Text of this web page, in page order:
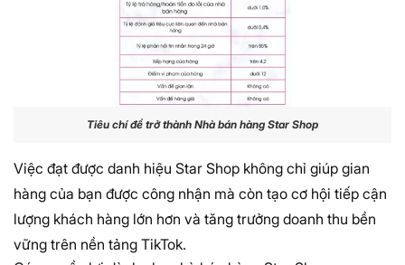
Tiêu chí để trở thành Nhà bán hàng Star Shop
Việc đạt được danh hiệu Star Shop không chỉ giúp gian
hàng của bạn được công nhận mà còn tạo cơ hội tiếp cận
lượng khách hàng lớn hơn và tăng trưởng doanh thu bền
vững trên nền tảng TikTok.